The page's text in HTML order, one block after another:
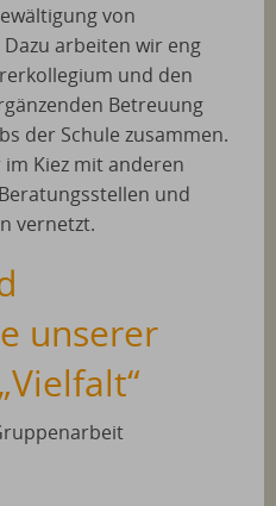
von
arbeiten wir eng
und den
Betreuung
der Schule zusammen.
Kiez mit anderen
und
vernetzt.
unserer